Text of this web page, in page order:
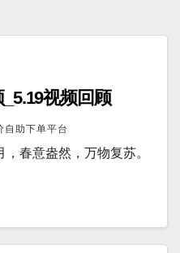
视频回顾
自助下单平台
春意盎然，万物复苏。